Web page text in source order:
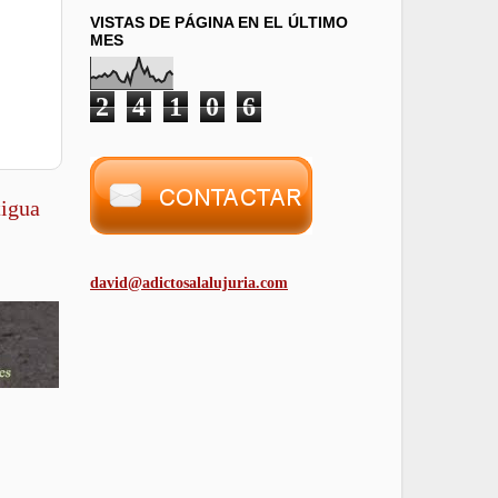
VISTAS DE PÁGINA EN EL ÚLTIMO
MES
2 4 1 0 6
david@adictosalalujuria.com